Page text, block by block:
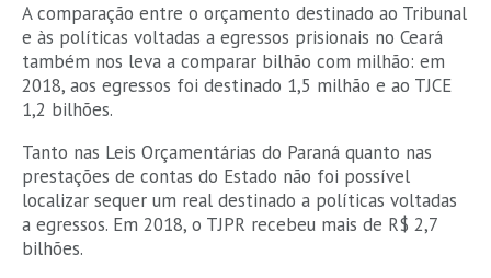
A comparação entre o orçamento destinado ao Tribunal
e às políticas voltadas a egressos prisionais no Ceará
também nos leva a comparar bilhão com milhão: em
2018, aos egressos foi destinado 1,5 milhão e ao TJCE
1,2 bilhões.
Tanto nas Leis Orçamentárias do Paraná quanto nas
prestações de contas do Estado não foi possível
localizar sequer um real destinado a políticas voltadas
a egressos. Em 2018, o TJPR recebeu mais de R$ 2,7
bilhões.